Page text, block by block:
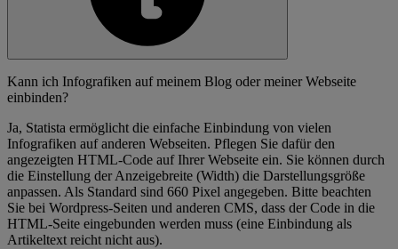
Kann ich Infografiken auf meinem Blog oder meiner Webseite
einbinden?
Ja, Statista ermöglicht die einfache Einbindung von vielen
Infografiken auf anderen Webseiten. Pflegen Sie dafür den
angezeigten HTML-Code auf Ihrer Webseite ein. Sie können durch
die Einstellung der Anzeigebreite (Width) die Darstellungsgröße
anpassen. Als Standard sind 660 Pixel angegeben. Bitte beachten
Sie bei Wordpress-Seiten und anderen CMS, dass der Code in die
HTML-Seite eingebunden werden muss (eine Einbindung als
Artikeltext reicht nicht aus).